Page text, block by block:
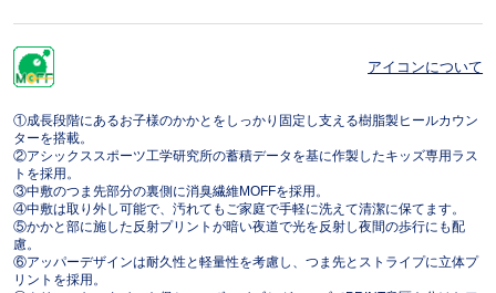
アイコンについて
①成長段階にあるお子様のかかとをしっかり固定し支える樹脂製ヒールカウン
ターを搭載。
②アシックススポーツ工学研究所の蓄積データを基に作製したキッズ専用ラス
トを採用。
③中敷のつま先部分の裏側に消臭繊維MOFFを採用。
④中敷は取り外し可能で、汚れてもご家庭で手軽に洗えて清潔に保てます。
⑤かかと部に施した反射プリントが暗い夜道で光を反射し夜間の歩行にも配
慮。
⑥アッパーデザインは耐久性と軽量性を考慮し、つま先とストライプに立体プ
リントを採用。